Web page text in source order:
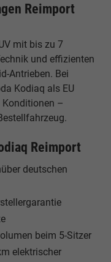
Reimport
mit bis zu 7
und effizienten
Antrieben. Bei
Kodiaq als EU
–
Reimport
deutschen
beim 5-Sitzer
elektrischer